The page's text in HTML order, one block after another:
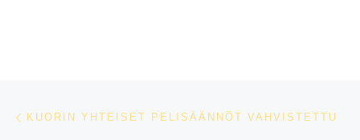
Artikkelien navigointi
KUORIN YHTEISET PELISÄÄNNÖT VAHVISTETTU